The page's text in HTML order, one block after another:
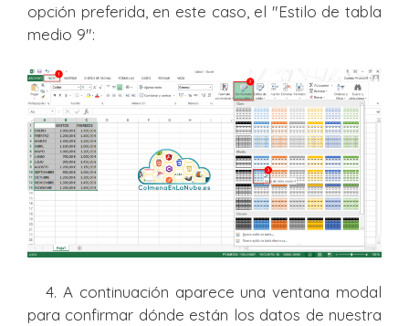
opción preferida, en este caso, el "Estilo de tabla
medio 9":
4. A continuación aparece una ventana modal
para confirmar dónde están los datos de nuestra